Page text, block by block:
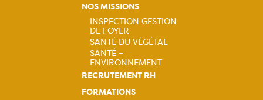
NOS MISSIONS
Navigation
principale
INSPECTION GESTION
DE FOYER
SANTÉ DU VÉGÉTAL
SANTÉ –
ENVIRONNEMENT
RECRUTEMENT RH
FORMATIONS